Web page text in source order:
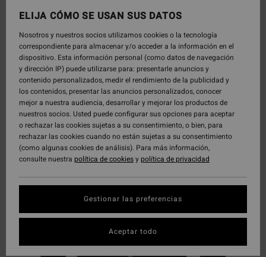
ELIJA CÓMO SE USAN SUS DATOS
Nosotros y nuestros socios utilizamos cookies o la tecnología
correspondiente para almacenar y/o acceder a la información en el
dispositivo. Esta información personal (como datos de navegación
y dirección IP) puede utilizarse para: presentarle anuncios y
contenido personalizados, medir el rendimiento de la publicidad y
los contenidos, presentar las anuncios personalizados, conocer
mejor a nuestra audiencia, desarrollar y mejorar los productos de
nuestros socios. Usted puede configurar sus opciones para aceptar
o rechazar las cookies sujetas a su consentimiento, o bien, para
rechazar las cookies cuando no están sujetas a su consentimiento
(como algunas cookies de análisis). Para más información,
consulte nuestra política de cookiesypolítica de privacidad
Gestionar las preferencias
Aceptar todo